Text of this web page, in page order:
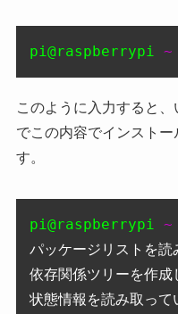
pi@raspberrypi ~
このように入力すると
でこの内容でインスト
す。
pi@raspberrypi ~
パッケージリストを
依存関係ツリ
状態情報を読み取っ